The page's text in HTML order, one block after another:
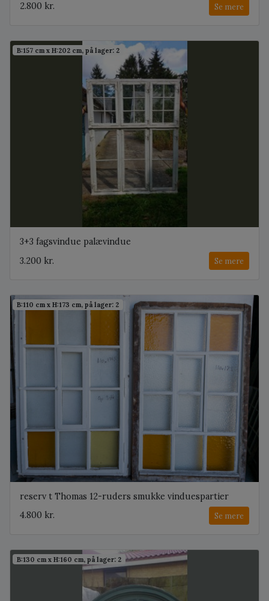
2.800 kr.
Se mere
B:157 cm x H:202 cm, på lager: 2
3+3 fagsvindue palævindue
3.200 kr.
Se mere
B:110 cm x H:173 cm, på lager: 2
reserv t Thomas 12-ruders smukke vinduespartier
4.800 kr.
Se mere
B:130 cm x H:160 cm, på lager: 2